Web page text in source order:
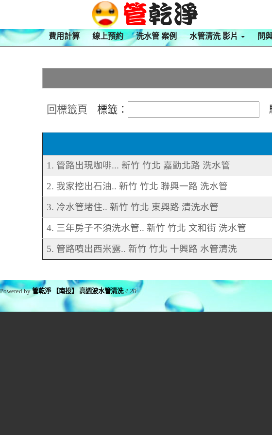
費用計算 線上預約 洗水管 案例 水管清洗 影片 問
回標籤頁 標籤：
1. 管路出現咖啡... 新竹 竹北 嘉勤北路 洗水管
2. 我家挖出石油.. 新竹 竹北 聯興一路 洗水管
3. 冷水管堵住.. 新竹 竹北 東興路 清洗水管
4. 三年房子不須洗水管.. 新竹 竹北 文和街 洗水管
5. 管路噴出西米露.. 新竹 竹北 十興路 水管清洗
Powered by管乾淨 【南投】 高週波水管清洗 4.20